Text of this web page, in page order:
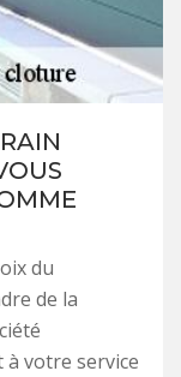
du
de la
votre service